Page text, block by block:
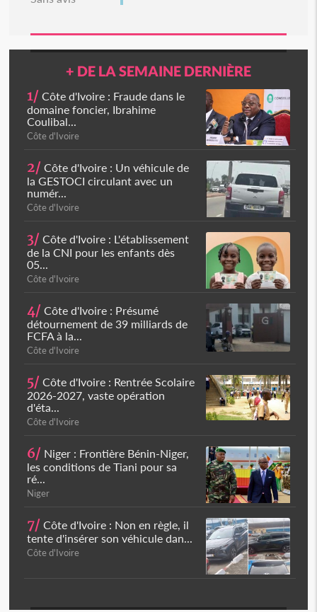
+ DE LA SEMAINE DERNIÈRE
1/ Côte d'Ivoire : Fraude dans le
domaine foncier, Ibrahime
Coulibal...
Côte d'Ivoire
2/ Côte d'Ivoire : Un véhicule de
la GESTOCI circulant avec un
numér...
Côte d'Ivoire
3/ Côte d'Ivoire : L'établissement
de la CNI pour les enfants dès
05...
Côte d'Ivoire
4/ Côte d'Ivoire : Présumé
détournement de 39 milliards de
FCFA à la...
Côte d'Ivoire
5/ Côte d'Ivoire : Rentrée Scolaire
2026-2027, vaste opération
d'éta...
Côte d'Ivoire
6/ Niger : Frontière Bénin-Niger,
les conditions de Tiani pour sa
ré...
Niger
7/ Côte d'Ivoire : Non en règle, il
tente d'insérer son véhicule dan...
Côte d'Ivoire